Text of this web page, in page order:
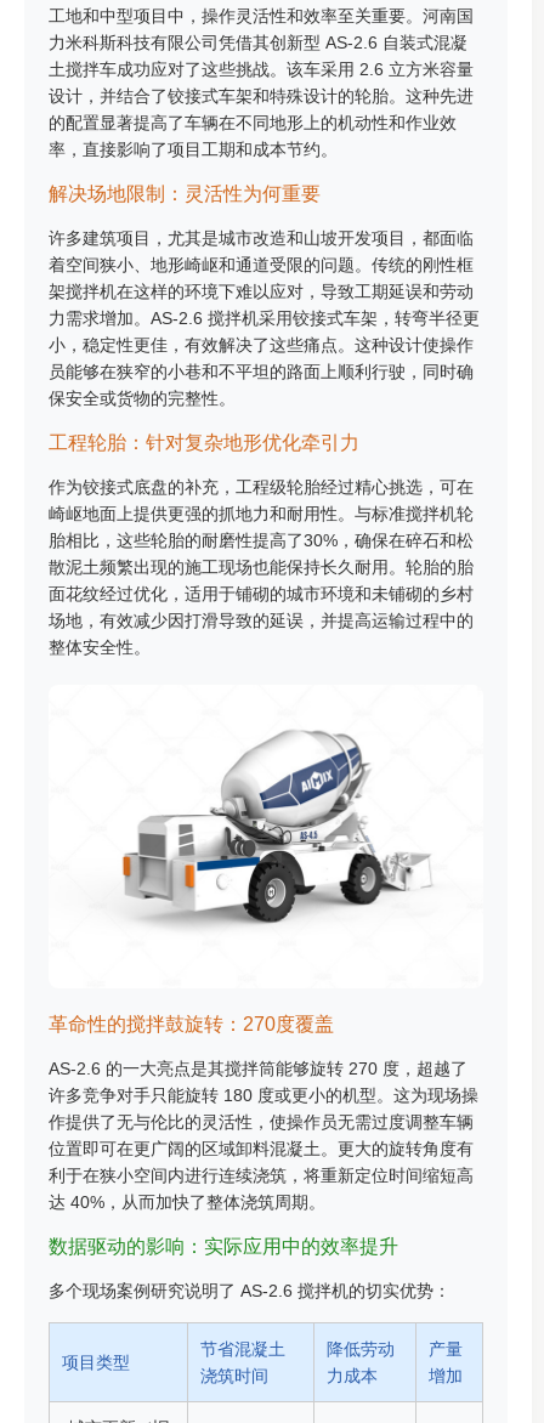
工地和中型项目中，操作灵活性和效率至关重要。河南国
力米科斯科技有限公司凭借其创新型 AS-2.6 自装式混凝
土搅拌车成功应对了这些挑战。该车采用 2.6 立方米容量
设计，并结合了铰接式车架和特殊设计的轮胎。这种先进
的配置显著提高了车辆在不同地形上的机动性和作业效
率，直接影响了项目工期和成本节约。
解决场地限制：灵活性为何重要
许多建筑项目，尤其是城市改造和山坡开发项目，都面临
着空间狭小、地形崎岖和通道受限的问题。传统的刚性框
架搅拌机在这样的环境下难以应对，导致工期延误和劳动
力需求增加。AS-2.6 搅拌机采用铰接式车架，转弯半径更
小，稳定性更佳，有效解决了这些痛点。这种设计使操作
员能够在狭窄的小巷和不平坦的路面上顺利行驶，同时确
保安全或货物的完整性。
工程轮胎：针对复杂地形优化牵引力
作为铰接式底盘的补充，工程级轮胎经过精心挑选，可在
崎岖地面上提供更强的抓地力和耐用性。与标准搅拌机轮
胎相比，这些轮胎的耐磨性提高了30%，确保在碎石和松
散泥土频繁出现的施工现场也能保持长久耐用。轮胎的胎
面花纹经过优化，适用于铺砌的城市环境和未铺砌的乡村
场地，有效减少因打滑导致的延误，并提高运输过程中的
整体安全性。
革命性的搅拌鼓旋转：270度覆盖
AS-2.6 的一大亮点是其搅拌筒能够旋转 270 度，超越了
许多竞争对手只能旋转 180 度或更小的机型。这为现场操
作提供了无与伦比的灵活性，使操作员无需过度调整车辆
位置即可在更广阔的区域卸料混凝土。更大的旋转角度有
利于在狭小空间内进行连续浇筑，将重新定位时间缩短高
达 40%，从而加快了整体浇筑周期。
数据驱动的影响：实际应用中的效率提升
多个现场案例研究说明了 AS-2.6 搅拌机的切实优势：
项目类型
节省混凝土
浇筑时间
降低劳动
力成本
产量
增加